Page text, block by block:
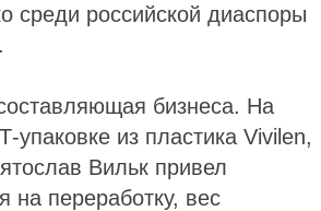
среди российской диаспоры
бизнеса. На
из пластика Vivilen,
Вильк привел
на переработку, вес